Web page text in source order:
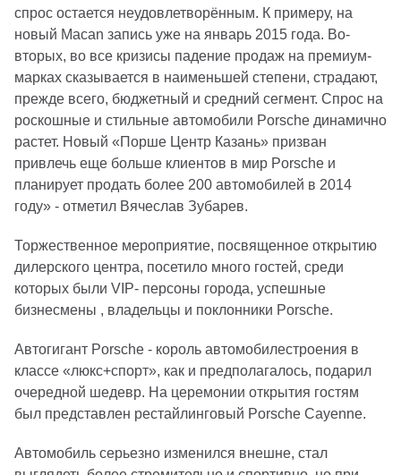
спрос остается неудовлетворённым. К примеру, на
новый Macan запись уже на январь 2015 года. Во-
вторых, во все кризисы падение продаж на премиум-
марках сказывается в наименьшей степени, страдают,
прежде всего, бюджетный и средний сегмент. Спрос на
роскошные и стильные автомобили Porsche динамично
растет. Новый «Порше Центр Казань» призван
привлечь еще больше клиентов в мир Porsche и
планирует продать более 200 автомобилей в 2014
году» - отметил Вячеслав Зубарев.
Торжественное мероприятие, посвященное открытию
дилерского центра, посетило много гостей, среди
которых были VIP- персоны города, успешные
бизнесмены , владельцы и поклонники Porsche.
Автогигант Porsche - король автомобилестроения в
классе «люкс+спорт», как и предполагалось, подарил
очередной шедевр. На церемонии открытия гостям
был представлен рестайлинговый Porsche Cayenne.
Автомобиль серьезно изменился внешне, стал